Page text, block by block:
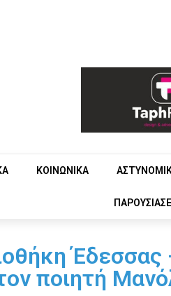
ΚΟΙΝΩΝΙΚΑ
Έδεσσας
ποιητή